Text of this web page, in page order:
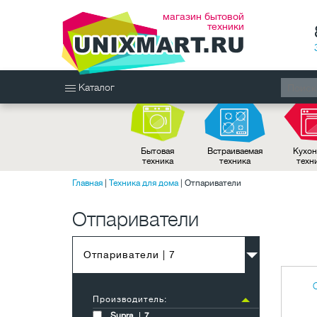
магазин бытовой
техники
Каталог
Бытовая
техника
Встраиваемая
техника
Главная Техника для дома| Отпариватели
Отпариватели
Отпариватели | 7
Производитель: